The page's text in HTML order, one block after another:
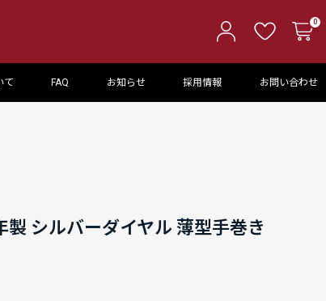
0
て FAQ お知らせ 採用情報 お問い合わせ
シルバーダイヤル 薄型手巻き